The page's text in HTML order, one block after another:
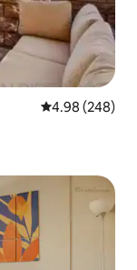
Calificación
4.98 (248)